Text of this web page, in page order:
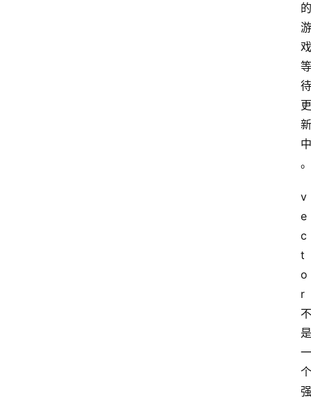
的
游
戏
等
待
更
新
中
。
v
e
c
t
o
r
不
是
一
个
强